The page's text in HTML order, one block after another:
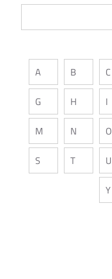
A B C
G H I
M N O
S T U
Y